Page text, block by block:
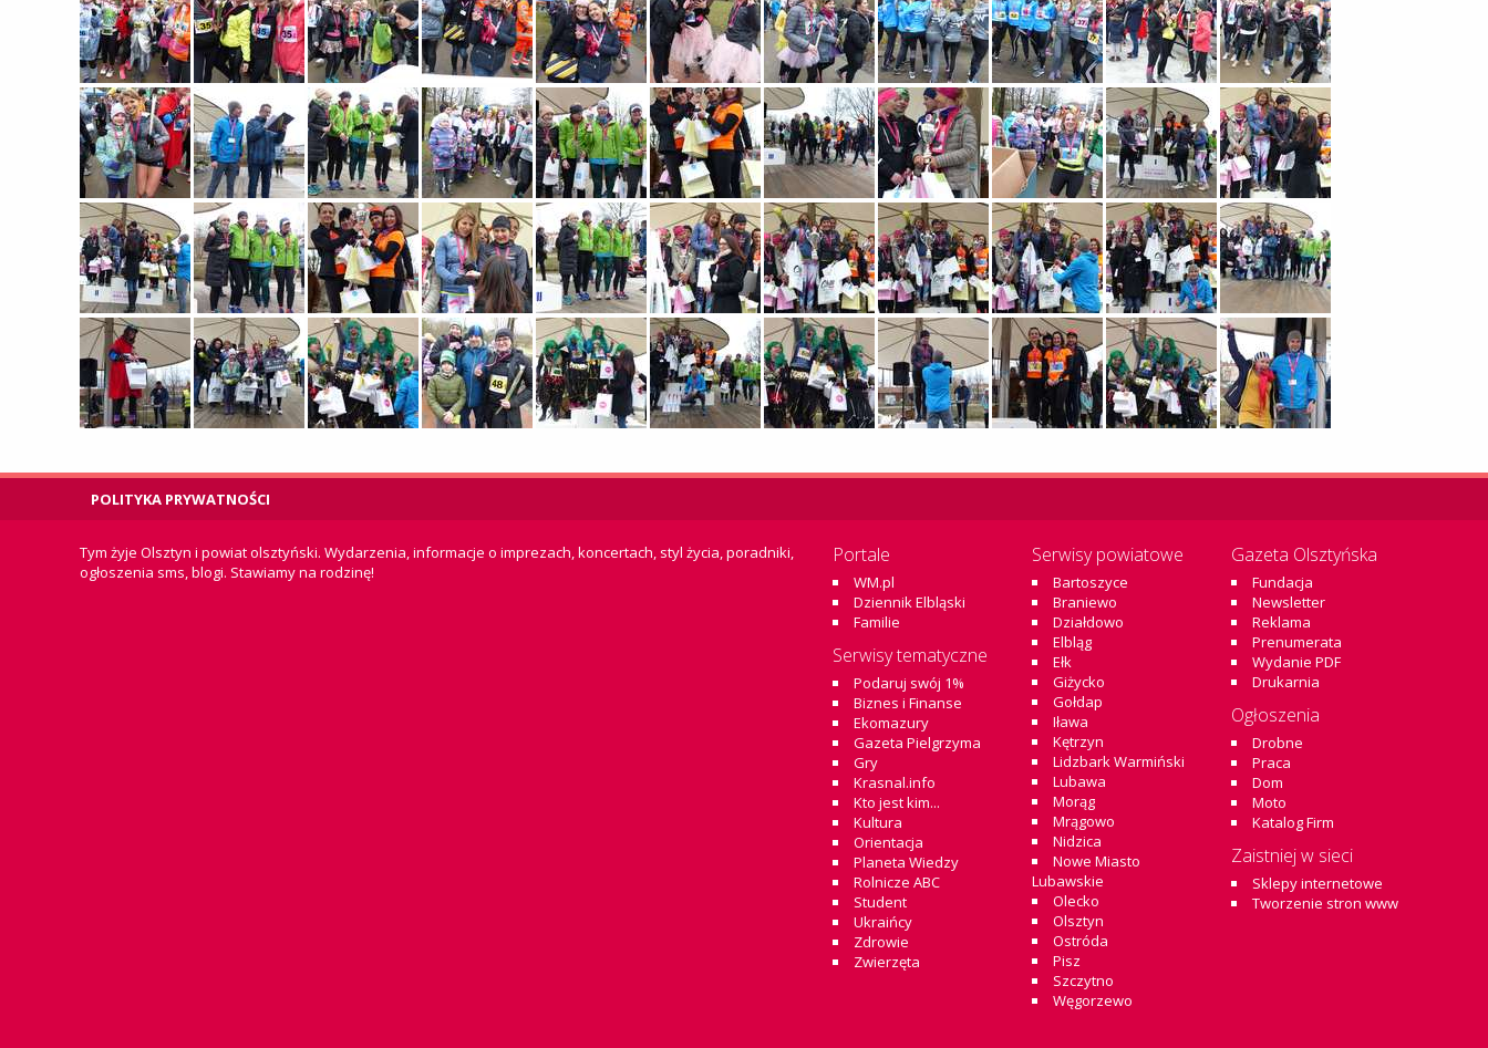
POLITYKA PRYWATNOŚCI
Gazeta Olsztyńska
Fundacja
Newsletter
Reklama
Prenumerata
Wydanie PDF
Drukarnia
Ogłoszenia
Drobne
Praca
Dom
Moto
Katalog Firm
Zaistniej w sieci
Sklepy internetowe
Tworzenie stron www
Serwisy powiatowe
Bartoszyce
Braniewo
Działdowo
Elbląg
Ełk
Giżycko
Gołdap
Iława
Kętrzyn
Lidzbark Warmiński
Lubawa
Morąg
Mrągowo
Nidzica
Nowe Miasto
Lubawskie
Olecko
Olsztyn
Ostróda
Pisz
Szczytno
Węgorzewo
Portale
WM.pl
Dziennik Elbląski
Familie
Serwisy tematyczne
Podaruj swój 1%
Biznes i Finanse
Ekomazury
Gazeta Pielgrzyma
Gry
Krasnal.info
Kto jest kim...
Kultura
Orientacja
Planeta Wiedzy
Rolnicze ABC
Student
Ukraińcy
Zdrowie
Zwierzęta
Tym żyje Olsztyn i powiat olsztyński. Wydarzenia, informacje o imprezach, koncertach, styl życia, poradniki,
ogłoszenia sms, blogi. Stawiamy na rodzinę!